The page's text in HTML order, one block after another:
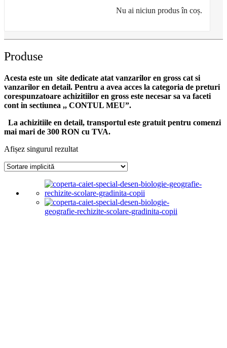
Nu ai niciun produs în coș.
Produse
Acesta este un site dedicate atat vanzarilor en gross cat si
vanzarilor en detail. Pentru a avea acces la categoria de preturi
corespunzatoare achizitiilor en gross este necesar sa va faceti
cont in sectiunea ,, CONTUL MEU”.
La achizitiile en detail, transportul este gratuit pentru comenzi
mai mari de 300 RON cu TVA.
Afișez singurul rezultat